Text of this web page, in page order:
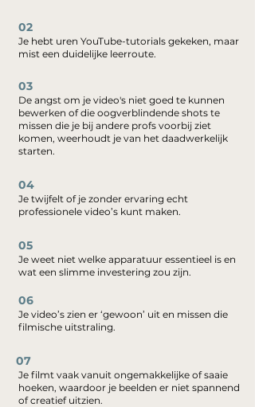
02
Je hebt uren YouTube-tutorials gekeken, maar
mist een duidelijke leerroute.
03
De angst om je video's niet goed te kunnen
bewerken of die oogverblindende shots te
missen die je bij andere profs voorbij ziet
komen, weerhoudt je van het daadwerkelijk
starten.
04
Je twijfelt of je zonder ervaring echt
professionele video’s kunt maken.
05
Je weet niet welke apparatuur essentieel is en
wat een slimme investering zou zijn.
06
Je video’s zien er ‘gewoon’ uit en missen die
filmische uitstraling.
07
Je filmt vaak vanuit ongemakkelijke of saaie
hoeken, waardoor je beelden er niet spannend
of creatief uitzien.